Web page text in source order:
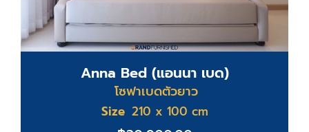
Anna Bed (แอนนา เบด)
โซฟาเบดตัวยาว
Size 210 x 100 cm